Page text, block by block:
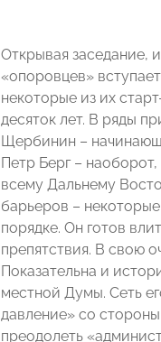
Открывая заседание,
«опоровцев»
некоторые из их
десяток лет. В ряды
Щербинин –
Петр Берг –
всему Дальнему
барьеров –
порядке. Он готов
препятствия. В свою
Показательна и
местной Думы. Сеть
давление» со
преодолеть